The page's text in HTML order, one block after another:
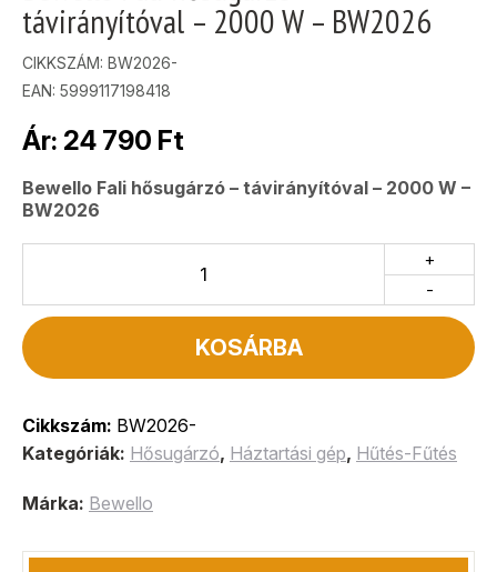
távirányítóval – 2000 W – BW2026
CIKKSZÁM: BW2026-
EAN: 5999117198418
Ár: 24 790 Ft
Bewello Fali hősugárzó – távirányítóval – 2000 W –
BW2026
-
+
KOSÁRBA
Cikkszám: BW2026-
Kategóriák: Hősugárzó, Háztartási gép, Hűtés-Fűtés
Márka: Bewello